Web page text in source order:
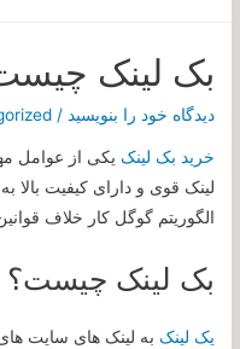
بک لینک
دیدگاه‌ خود را بنویسید /
خرید بک لینک یکی از عوامل
لینک قوی و دارای کیفیت
الگوریتم گوگل کار خلاف
بک لینک چیست؟
یک لینک به لینک های سایت